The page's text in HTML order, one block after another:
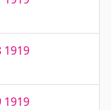
1919
1919